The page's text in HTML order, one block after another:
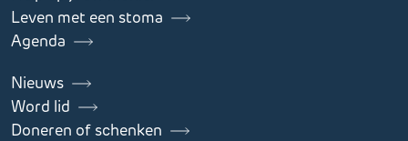
Leven met een stoma
Agenda
Nieuws
Word lid
Doneren of schenken